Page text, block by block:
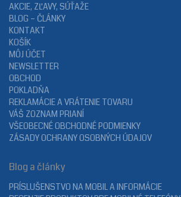
AKCIE, ZĽAVY, SÚŤAŽE
BLOG – ČLÁNKY
KONTAKT
KOŠÍK
MÔJ ÚČET
NEWSLETTER
OBCHOD
POKLADŇA
REKLAMÁCIE A VRÁTENIE TOVARU
VÁŠ ZOZNAM PRIANÍ
VŠEOBECNÉ OBCHODNÉ PODMIENKY
ZÁSADY OCHRANY OSOBNÝCH ÚDAJOV
Blog a články
PRÍSLUŠENSTVO NA MOBIL A INFORMÁCIE